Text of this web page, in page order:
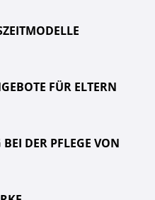
FÜR ELTERN
DER PFLEGE VON